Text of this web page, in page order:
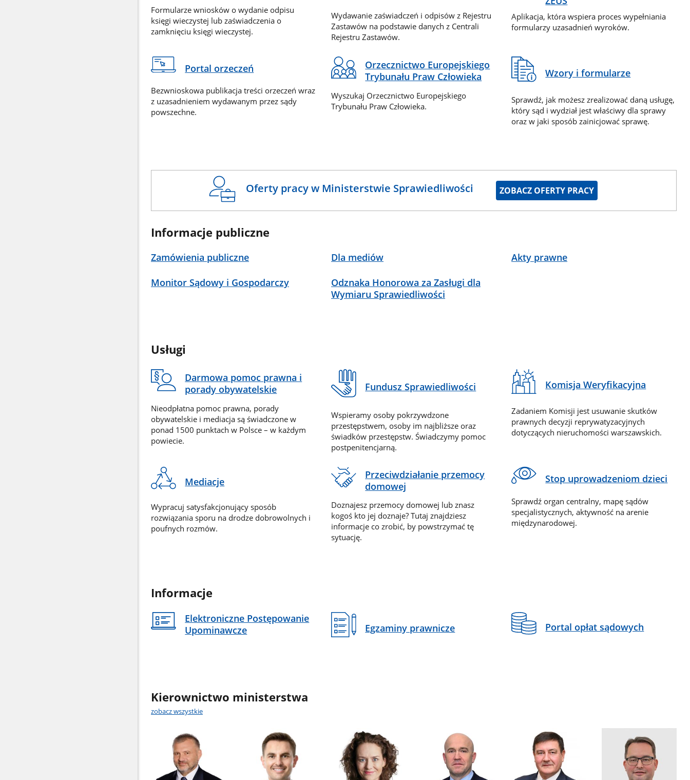
Formularze wniosków o wydanie odpisu
księgi wieczystej lub zaświadczenia o
zamknięciu księgi wieczystej.
Wydawanie zaświadczeń i odpisów z Rejestru
Zastawów na podstawie danych z Centrali
Rejestru Zastawów.
Aplikacja, która wspiera proces wypełniania
formularzy uzasadnień wyroków.
Portal orzeczeń
Bezwnioskowa publikacja treści orzeczeń wraz
z uzasadnieniem wydawanym przez sądy
powszechne.
Orzecznictwo Europejskiego
Trybunału Praw Człowieka
Wyszukaj Orzecznictwo Europejskiego
Trybunału Praw Człowieka.
Wzory i formularze
Sprawdź, jak możesz zrealizować daną usługę,
który sąd i wydział jest właściwy dla sprawy
oraz w jaki sposób zainicjować sprawę.
Oferty pracy w Ministerstwie Sprawiedliwości ZOBACZ OFERTY PRACY
Informacje publiczne
Zamówienia publiczne Dla mediów Akty prawne
Monitor Sądowy i Gospodarczy
Odznaka Honorowa za Zasługi dla
Wymiaru Sprawiedliwości
Usługi
Darmowa pomoc prawna i
porady obywatelskie
Nieodpłatna pomoc prawna, porady
obywatelskie i mediacja są świadczone w
ponad 1500 punktach w Polsce – w każdym
powiecie.
Fundusz Sprawiedliwości
Wspieramy osoby pokrzywdzone
przestępstwem, osoby im najbliższe oraz
świadków przestępstw. Świadczymy pomoc
postpenitencjarną.
Komisja Weryfikacyjna
Zadaniem Komisji jest usuwanie skutków
prawnych decyzji reprywatyzacyjnych
dotyczących nieruchomości warszawskich.
Mediacje
Wypracuj satysfakcjonujący sposób
rozwiązania sporu na drodze dobrowolnych i
poufnych rozmów.
Przeciwdziałanie przemocy
domowej
Doznajesz przemocy domowej lub znasz
kogoś kto jej doznaje? Tutaj znajdziesz
informacje co zrobić, by powstrzymać tę
sytuację.
Stop uprowadzeniom dzieci
Sprawdź organ centralny, mapę sądów
specjalistycznych, aktywność na arenie
międzynarodowej.
Informacje
Elektroniczne Postępowanie
Upominawcze
Egzaminy prawnicze Portal opłat sądowych
Kierownictwo ministerstwa
zobacz wszystkie